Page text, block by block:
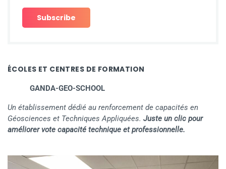
ÉCOLES ET CENTRES DE FORMATION
GANDA-GEO-SCHOOL
Un établissement dédié au renforcement de capacités en
Géosciences et Techniques Appliquées. Juste un clic pour
améliorer vote capacité technique et professionnelle.